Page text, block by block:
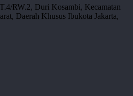
RW.2, Duri Kosambi, Kecamatan
Daerah Khusus Ibukota Jakarta,